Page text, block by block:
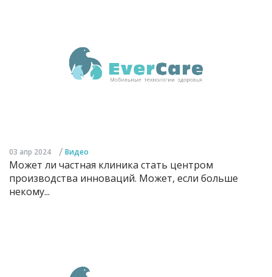
03 апр 2024 / Видео
Может ли частная клиника стать центром
производства инноваций. Может, если больше
некому...